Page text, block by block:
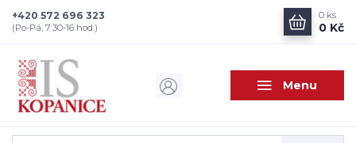
Menu
+420 572 696 323
(Po-Pá, 7:30-16 hod.)
0 ks
0 Kč